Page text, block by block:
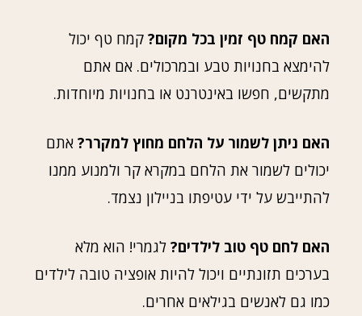
האם קמח טף זמין בכל מקום? קמח טף יכול
להימצא בחנויות טבע ובמרכולים. אם אתם
מתקשים, חפשו באינטרנט או בחנויות מיוחדות.
האם ניתן לשמור על הלחם מחוץ למקרר? אתם
יכולים לשמור את הלחם במקרא קר ולמנוע ממנו
להתייבש על ידי עטיפתו בניילון נצמד.
האם לחם טף טוב לילדים? לגמרי! הוא מלא
בערכים תזונתיים ויכול להיות אופציה טובה לילדים
כמו גם לאנשים בגילאים אחרים.